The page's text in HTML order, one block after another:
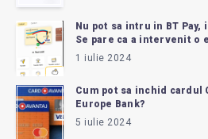
Nu pot sa intru in BT Pay,
Se pare ca a intervenit o
1 iulie 2024
Cum pot sa inchid cardul
Europe Bank?
5 iulie 2024